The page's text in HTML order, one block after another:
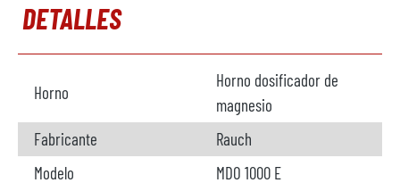
DETALLES
Horno
Horno dosificador de
magnesio
Fabricante
Rauch
Modelo
MDO 1000 E